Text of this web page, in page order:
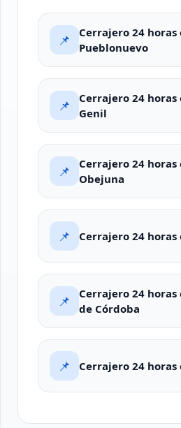
📌
Cerrajero 24 horas
Pueblonuevo
📌
Cerrajero 24 horas
Genil
📌
Cerrajero 24 horas
Obejuna
📌 Cerrajero 24 horas
📌
Cerrajero 24
de Córdoba
📌 Cerrajero 24 horas